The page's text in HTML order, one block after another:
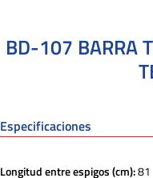
BD-107 BARRA
Especificaciones
Longitud entre espigos (cm):81